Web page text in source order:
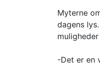
Myterne
dagens
-Det er en